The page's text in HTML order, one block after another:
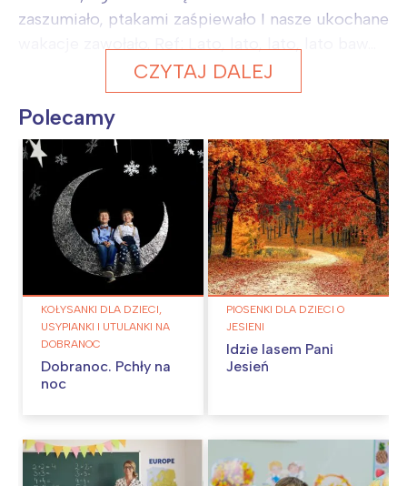
zaszumiało, ptakami zaśpiewało I nasze ukochane
CZYTAJ DALEJ
Polecamy
KOŁYSANKI DLA DZIECI,
USYPIANKI I UTULANKI NA
DOBRANOC
Dobranoc. Pchły na
noc
PIOSENKI DLA DZIECI O
JESIENI
Idzie lasem Pani
Jesień